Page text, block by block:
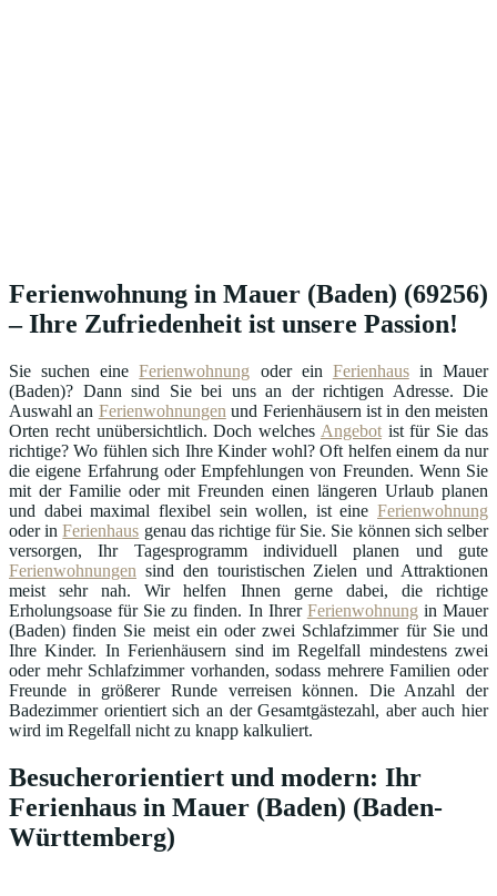
Ferienwohnung in Mauer (Baden) (69256)
– Ihre Zufriedenheit ist unsere Passion!
Sie suchen eineFerienwohnung oder ein Ferienhausin Mauer
(Baden)? Dann sind Sie bei uns an der richtigen Adresse. Die
Auswahl an Ferienwohnungen und Ferienhäusern ist in den meisten
Orten recht unübersichtlich. Doch welches Angebotist für Sie das
richtige? Wo fühlen sich Ihre Kinder wohl? Oft helfen einem da nur
die eigene Erfahrung oder Empfehlungen von Freunden. Wenn Sie
mit der Familie oder mit Freunden einen längeren Urlaub planen
und dabei maximal flexibel sein wollen, ist eine Ferienwohnung
oder inFerienhaus genau das richtige für Sie. Sie können sich selber
versorgen, Ihr Tagesprogramm individuell planen und gute
Ferienwohnungen sind den touristischen Zielen und Attraktionen
meist sehr nah. Wir helfen Ihnen gerne dabei, die richtige
Erholungsoase für Sie zu finden. In Ihrer Ferienwohnung in Mauer
(Baden) finden Sie meist ein oder zwei Schlafzimmer für Sie und
Ihre Kinder. In Ferienhäusern sind im Regelfall mindestens zwei
oder mehr Schlafzimmer vorhanden, sodass mehrere Familien oder
Freunde in größerer Runde verreisen können. Die Anzahl der
Badezimmer orientiert sich an der Gesamtgästezahl, aber auch hier
wird im Regelfall nicht zu knapp kalkuliert.
Besucherorientiert und modern: Ihr
Ferienhaus in Mauer (Baden) (Baden-
Württemberg)